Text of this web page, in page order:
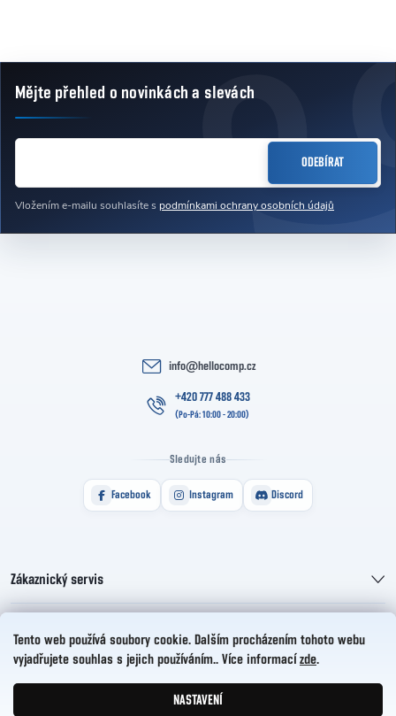
Tento web používá soubory cookie. Dalším procházením tohoto webu
vyjadřujete souhlas s jejich používáním.. Více informací zde.
NASTAVENÍ
Zápatí
Mějte přehled o novinkácha slevách
Vložením e-mailu souhlasíte s podmínkami ochrany osobních údajů
ODEBÍRAT
info@hellocomp.cz
+420 777 488 433
Sledujte nás
Facebook Instagram Discord
Zákaznický servis